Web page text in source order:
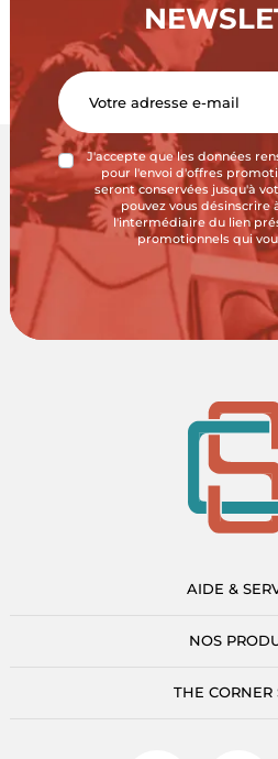
J'accepte que les données
pour l'envoi d'offres
seront conservées jusqu'à
pouvez vous
l'intermédiaire du lien
promotionnels qui
AIDE &
NOS
THE CORNER